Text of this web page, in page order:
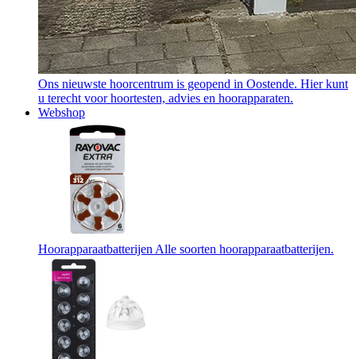
Ons nieuwste hoorcentrum is geopend in Oostende. Hier kunt
u terecht voor hoortesten, advies en hoorapparaten.
Webshop
Hoorapparaatbatterijen Alle soorten hoorapparaatbatterijen.